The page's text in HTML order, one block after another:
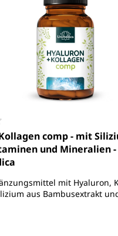
Bewertung von 4.5
comp - mit
und Mineralien -
mit Hyaluron,
aus Bambusextrakt